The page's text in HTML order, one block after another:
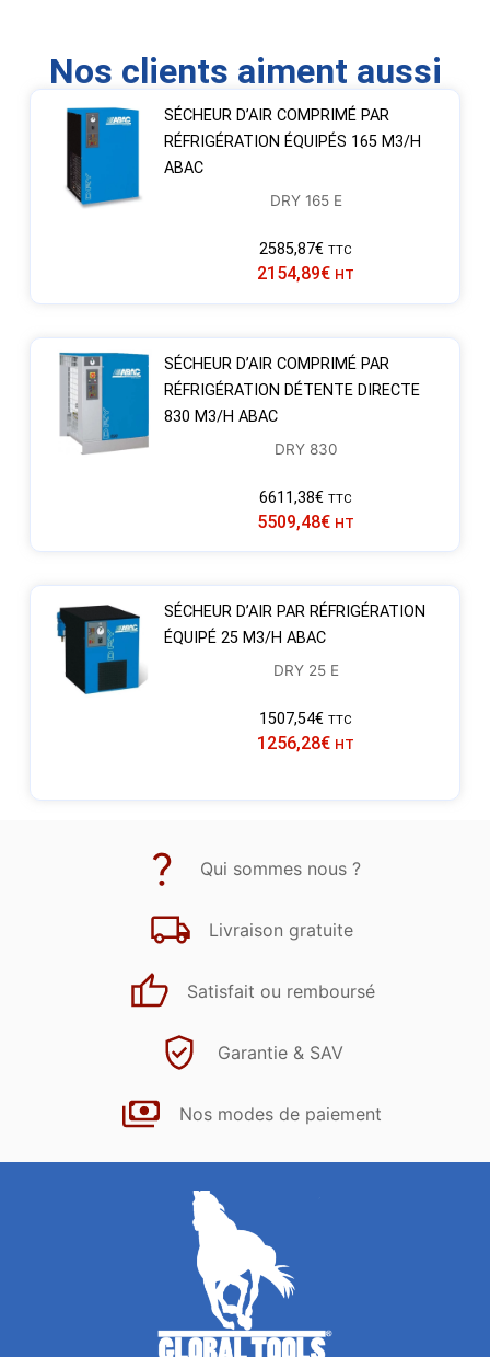
Nos clients aiment aussi
SÉCHEUR D’AIR COMPRIMÉ PAR
RÉFRIGÉRATION ÉQUIPÉS 165 M3/H
ABAC
DRY 165 E
2585,87€ TTC
2154,89€ HT
SÉCHEUR D’AIR COMPRIMÉ PAR
RÉFRIGÉRATION DÉTENTE DIRECTE
830 M3/H ABAC
DRY 830
6611,38€ TTC
5509,48€ HT
SÉCHEUR D’AIR PAR RÉFRIGÉRATION
ÉQUIPÉ 25 M3/H ABAC
DRY 25 E
1507,54€ TTC
1256,28€ HT
Qui sommes nous ?
Livraison gratuite
Satisfait ou remboursé
Garantie & SAV
Nos modes de paiement